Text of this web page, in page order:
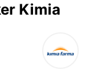
Kimia